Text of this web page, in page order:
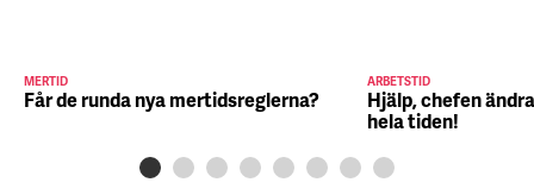
MERTID
Får de runda nya mertidsreglerna?
ARBETSTID
Hjälp, chefen
hela tiden!